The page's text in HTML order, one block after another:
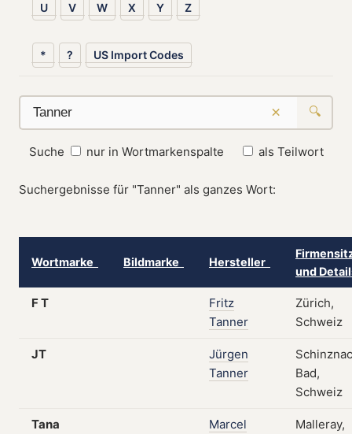
U V W X Y Z
* ? US Import Codes
× 🔍
Suche nur in Wortmarkenspalte als Teilwort
Suchergebnisse für "Tanner" als ganzes Wort:
Wortmarke Bildmarke Hersteller
und
F T
Fritz
Tanner
Zürich,
Schweiz
JT
Jürgen
Tanner
Bad,
Schweiz
Tana
Marcel
Malleray,